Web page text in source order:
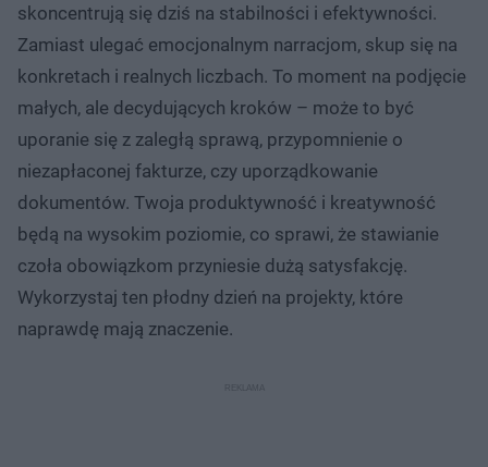
skoncentrują się dziś na stabilności i efektywności.
Zamiast ulegać emocjonalnym narracjom, skup się na
konkretach i realnych liczbach. To moment na podjęcie
małych, ale decydujących kroków – może to być
uporanie się z zaległą sprawą, przypomnienie o
niezapłaconej fakturze, czy uporządkowanie
dokumentów. Twoja produktywność i kreatywność
będą na wysokim poziomie, co sprawi, że stawianie
czoła obowiązkom przyniesie dużą satysfakcję.
Wykorzystaj ten płodny dzień na projekty, które
naprawdę mają znaczenie.